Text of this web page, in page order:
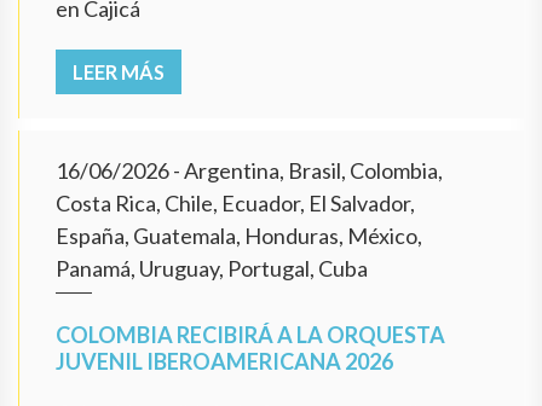
en Cajicá
LEER MÁS
16/06/2026- Argentina, Brasil, Colombia,
Costa Rica, Chile, Ecuador, El Salvador,
España, Guatemala, Honduras, México,
Panamá, Uruguay, Portugal, Cuba
COLOMBIA RECIBIRÁ A LA ORQUESTA
JUVENIL IBEROAMERICANA 2026